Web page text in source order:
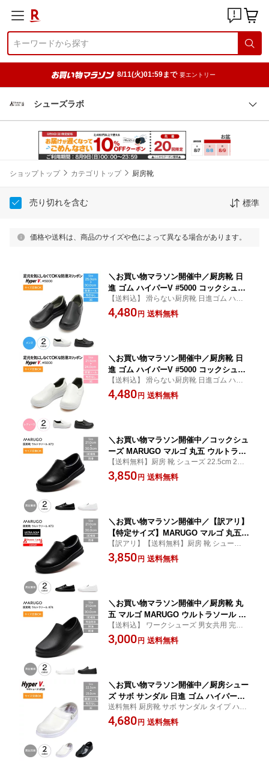
8/11(火)01:59まで 要エントリー
シューズラボ
ショップトップ カテゴリトップ 厨房靴
売り切れを含む 標準
価格や送料は、商品のサイズや色によって異なる場合があります。
＼お買い物マラソン開催中／厨房靴 日
進 ゴム ハイパーV #5000 コックシュー
ズ 厨房シューズ メンズ 白 黒 先芯なし
耐油 3e 靴 シューズ 滑らない厨房靴 メ
【送料込】 滑らない厨房靴 日進ゴム ハイ
パーV 5000 キッチン 食堂 居酒屋 飲食店 食
品加工場 厨房 炊事場 調理場 ビル清掃 工場
4,480 円 送料無料
＼お買い物マラソン開催中／厨房靴 日
進 ゴム ハイパーV #5000 コックシュー
ズ 厨房シューズ レディース 白 黒 先芯
なし 耐油 3e 靴 シューズ 滑らない厨房
【送料込】 滑らない厨房靴 日進ゴム ハイ
パーv5000 キッチン 食堂 居酒屋 飲食店 食
品加工場 厨房 炊事場 調理場 ビル清掃 工場
4,480 円 送料無料
＼お買い物マラソン開催中／コックシュ
ーズ MARUGO マルゴ 丸五 ウルトラソ
ール #73 厨房シューズ 3e 黒 白 厨房 キ
ッチンシューズ 厨房靴 メンズ レディー
【送料無料】厨房 靴 シューズ 22.5cm 23.0
cm 23.5cm 24.0cm 24.5cm 25.0cm 25.5cm
26cm 26.5cm 27cm 28cm
3,850 円 送料無料
＼お買い物マラソン開催中／【訳アリ】
【特定サイズ】MARUGO マルゴ 丸五
ウルトラソール #73 厨房シューズ 3e コ
ックシューズ 黒 厨房 キッチンシューズ
【訳アリ】【送料無料】厨房 靴 シューズ 2
2.5cm 23.0cm 23.5cm 24.0cm 24.5cm 25.0
cm 25.5cm 26cm 26.5cm 27cm 28cm
3,850 円 送料無料
＼お買い物マラソン開催中／厨房靴 丸
五 マルゴ MARUGO ウルトラソール #7
4 男女共用 完全防水 耐滑 作業靴 PVC
厨房シューズ 3e コックシューズ 黒 白
【送料込】 ワークシューズ 男女共用 完全
防水 耐滑 作業靴 21cm 22cm 23cm 24cm 2
5cm 26cm 27cm 28m 29cm 30cm
3,000 円 送料無料
＼お買い物マラソン開催中／厨房シュー
ズ サボ サンダル 日進 ゴム ハイパーV #
720 コックシューズ 白 黒 作業靴 ハイパ
ーv ソール 滑らない 厨房靴 防滑 耐油
送料無料 厨房靴 サボ サンダル タイプ ハイ
パーVソール 22.5cm 23cm 23.5cm 24cm 2
4.5cm 25cm 25.5cm 26cm 26.5cm 27cm 2
4,680 円 送料無料